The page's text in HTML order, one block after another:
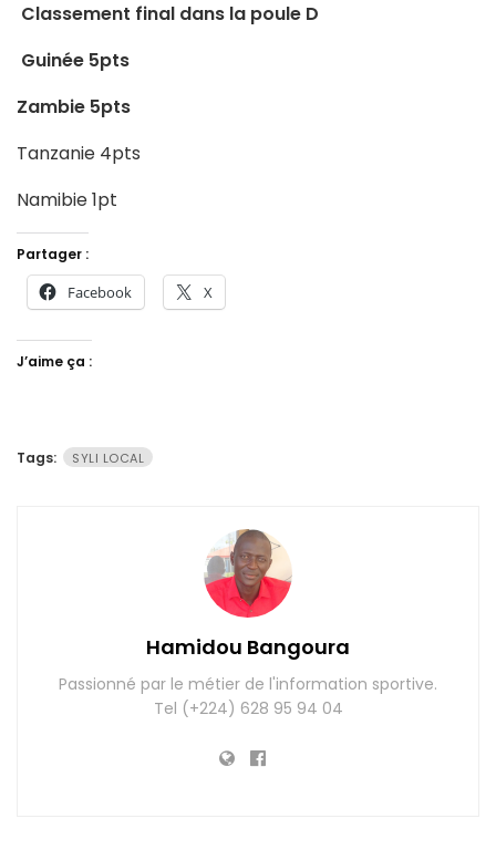
Classement final dans la poule D
Guinée 5pts
Zambie 5pts
Tanzanie 4pts
Namibie 1pt
Partager :
Facebook X
J’aime ça :
Tags: SYLI LOCAL
Hamidou Bangoura
Passionné par le métier de l'information sportive.
Tel (+224) 628 95 94 04